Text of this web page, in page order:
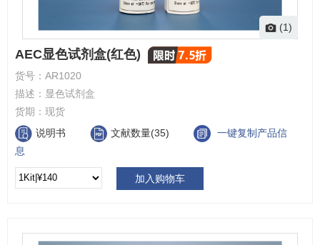
(1)
AEC显色试剂盒(红色)
货号： AR1020
描述： 显色试剂盒
货期： 现货
说明书
文献数量(35)
一键复制产品信
息
加入购物车